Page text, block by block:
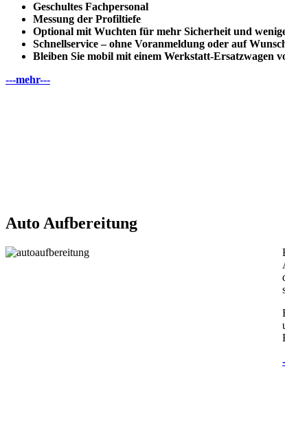
Geschultes Fachpersonal
Messung der Profiltiefe
Optional mit Wuchten für mehr Sicherheit und
Schnellservice – ohne Voranmeldung oder auf
Bleiben Sie mobil mit einem Werkstatt-Ersatzwagen
---mehr---
Auto Aufbereitung